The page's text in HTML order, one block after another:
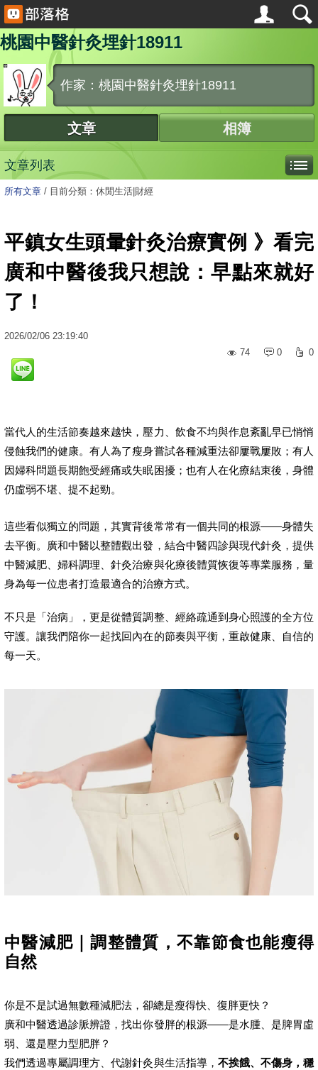
桃園中醫針灸埋針18911
作家：桃園中醫針灸埋針18911
文章 相簿
文章列表
所有文章 / 目前分類：休閒生活|財經
平鎮女生頭暈針灸治療實例 》看完
廣和中醫後我只想說：早點來就好
了！
2026/02/06 23:19:40
74
0 0
當代人的生活節奏越來越快，壓力、飲食不均與作息紊亂早已悄悄
侵蝕我們的健康。有人為了瘦身嘗試各種減重法卻屢戰屢敗；有人
因婦科問題長期飽受經痛或失眠困擾；也有人在化療結束後，身體
仍虛弱不堪、提不起勁。
這些看似獨立的問題，其實背後常常有一個共同的根源——身體失
去平衡。廣和中醫以整體觀出發，結合中醫四診與現代針灸，提供
中醫減肥、婦科調理、針灸治療與化療後體質恢復等專業服務，量
身為每一位患者打造最適合的治療方式。
不只是「治病」，更是從體質調整、經絡疏通到身心照護的全方位
守護。讓我們陪你一起找回內在的節奏與平衡，重啟健康、自信的
每一天。
中醫減肥｜調整體質，不靠節食也能瘦得
自然
你是不是試過無數種減肥法，卻總是瘦得快、復胖更快？
廣和中醫透過診脈辨證，找出你發胖的根源——是水腫、是脾胃虛
弱、還是壓力型肥胖？
我們透過專屬調理方、代謝針灸與生活指導， 不挨餓、不傷身，穩